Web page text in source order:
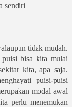
sendiri
tidak mudah.
puisi bisa kita mulai
kita, apa saja.
puisi-puisi
modal awal
perlu menemukan